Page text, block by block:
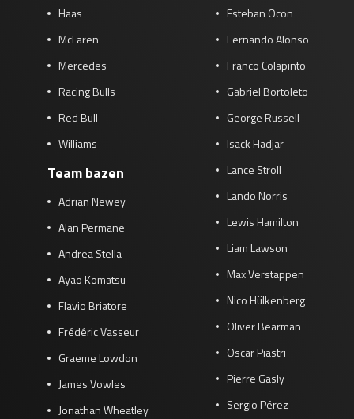
Haas
McLaren
Mercedes
Racing Bulls
Red Bull
Williams
Team bazen
Adrian Newey
Alan Permane
Andrea Stella
Ayao Komatsu
Flavio Briatore
Frédéric Vasseur
Graeme Lowdon
James Vowles
Jonathan Wheatley
Esteban Ocon
Fernando Alonso
Franco Colapinto
Gabriel Bortoleto
George Russell
Isack Hadjar
Lance Stroll
Lando Norris
Lewis Hamilton
Liam Lawson
Max Verstappen
Nico Hülkenberg
Oliver Bearman
Oscar Piastri
Pierre Gasly
Sergio Pérez